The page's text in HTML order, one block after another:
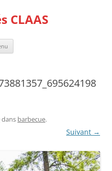
CLAAS
dans barbecue.
Suivant →